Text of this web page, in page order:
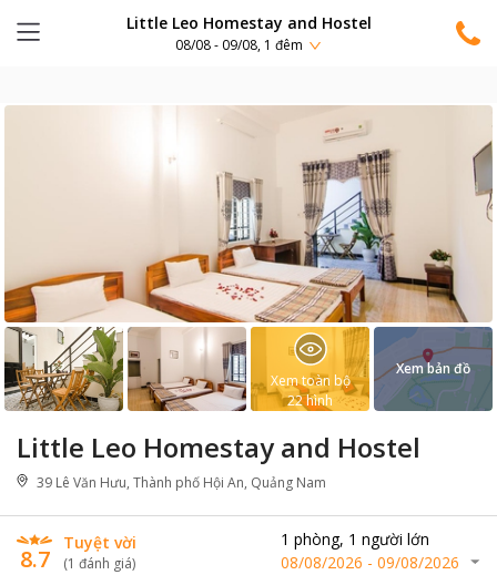
Little Leo Homestay and Hostel
08/08 - 09/08, 1 đêm
Little Leo Homestay and Hostel
39 Lê Văn Hưu, Thành phố Hội An, Quảng Nam
8.7
Tuyệt vời
(1 đánh giá)
1 phòng, 1 người lớn
08/08/2026 - 09/08/2026
Xem toàn bộ
22hình
Xem bản đồ